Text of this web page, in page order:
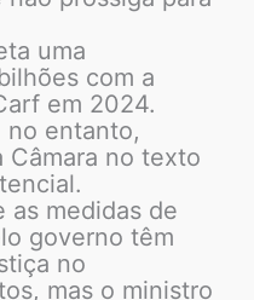
uma
com a
em 2024.
no entanto,
Câmara no texto
as medidas de
governo têm
no
mas o ministro